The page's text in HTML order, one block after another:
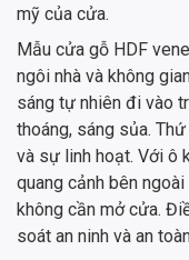
mỹ của cửa.
Mẫu cửa gỗ HDF
ngôi nhà và không
sáng tự nhiên đi vào
thoáng, sáng sủa.
và sự linh hoạt. Với ô
quang cảnh bên
không cần mở cửa.
soát an ninh và an